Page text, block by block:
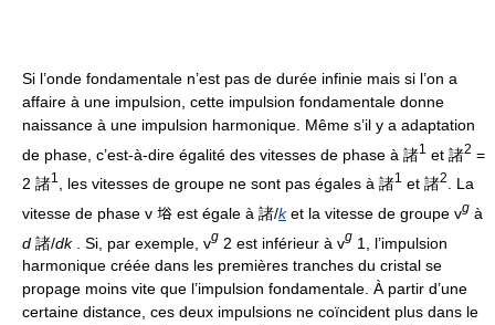
Si l’onde fondamentale n’est pas de durée infinie mais si l’on a
affaire à une impulsion, cette impulsion fondamentale donne
naissance à une impulsion harmonique. Même s’il y a adaptation
de phase, c’est-à-dire égalité des vitesses de phase à 諸1 et 諸2 =
2 諸1 , les vitesses de groupe ne sont pas égales à 諸1 et 諸2
. La
vitesse de phase v 﨏 est égale à 諸/ket la vitesse de groupe vg à
d 諸/dk. Si, par exemple, vg 2 est inférieur à vg 1, l’impulsion
harmonique créée dans les premières tranches du cristal se
propage moins vite que l’impulsion fondamentale. À partir d’une
certaine distance, ces deux impulsions ne coïncident plus dans le